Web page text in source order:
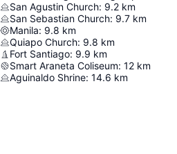
San Agustin Church: 9.2 km
San Sebastian Church: 9.7 km
Manila: 9.8 km
Quiapo Church: 9.8 km
Fort Santiago: 9.9 km
Smart Araneta Coliseum: 12 km
Aguinaldo Shrine: 14.6 km